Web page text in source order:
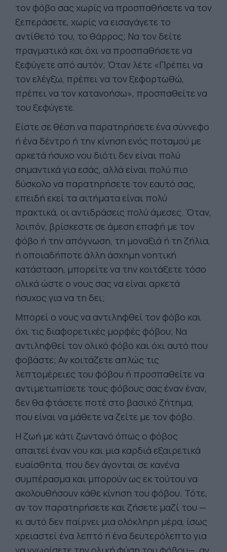
τον φόβο σας χωρίς να προσπαθήσετε να τον
ξεπεράσετε, χωρίς να εισαγάγετε το
αντίθετό του, το θάρρος; Να τον δείτε
πραγματικά και όχι να προσπαθήσετε να
ξεφύγετε από αυτόν; Όταν λέτε «Πρέπει να
τον ελέγξω, πρέπει να τον ξεφορτωθώ,
πρέπει να τον κατανοήσω», προσπαθείτε να
του ξεφύγετε.
Είστε σε θέση να παρατηρήσετε ένα σύννεφο
ή ένα δέντρο ή την κίνηση ενός ποταμού με
αρκετά ήσυχο νου διότι δεν είναι πολύ
σημαντικά για εσάς, αλλά είναι πολύ πιο
δύσκολο να παρατηρήσετε τον εαυτό σας,
επειδή εκεί τα αιτήματα είναι πολύ
πρακτικά, οι αντιδράσεις πολύ άμεσες. Όταν,
λοιπόν, βρίσκεστε σε άμεση επαφή με τον
φόβο ή την απόγνωση, τη μοναξιά ή τη ζήλια,
ή οποιαδήποτε άλλη άσχημη νοητική
κατάσταση, μπορείτε να την κοιτάξετε τόσο
ολικά ώστε ο νους σας να είναι αρκετά
ήσυχος για να τη δει;
Μπορεί ο νους να αντιληφθεί τον φόβο και
όχι τις διαφορετικές μορφές φόβου; Να
αντιληφθεί τον ολικό φόβο και όχι αυτό που
φοβάστε; Αν κοιτάζετε απλώς τις
λεπτομέρειες του φόβου ή προσπαθείτε να
αντιμετωπίσετε τους φόβους σας έναν έναν,
δεν θα φτάσετε ποτέ στο βασικό ζήτημα,
που είναι να μάθετε να ζείτε με τον φόβο.
Η ζωή με κάτι ζωντανό όπως ο φόβος
απαιτεί έναν νου και μια καρδιά εξαιρετικά
ευαίσθητα, που δεν άγονται σε κανένα
συμπέρασμα και μπορούν ως εκ τούτου να
ακολουθήσουν κάθε κίνηση του φόβου. Τότε,
αν τον παρατηρήσετε και ζήσετε μαζί του —
κι αυτό δεν παίρνει μια ολόκληρη μέρα, ίσως
χρειαστεί ένα λεπτό ή ένα δευτερόλεπτο για